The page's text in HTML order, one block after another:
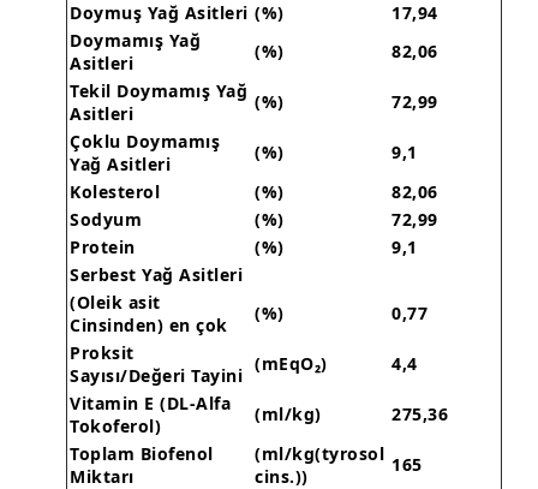
Doymuş Yağ Asitleri (%)
17,94
Doymamış Yağ
Asitleri
(%)
82,06
Tekil Doymamış Yağ
Asitleri
(%)
72,99
Çoklu Doymamış
Yağ Asitleri
(%)
9,1
Kolesterol
(%)
82,06
Sodyum
(%)
72,99
Protein
(%)
9,1
Serbest Yağ Asitleri
(Oleik asit
Cinsinden) en çok
(%)
0,77
Proksit
Sayısı/Değeri Tayini
(mEqO₂)
4,4
Vitamin E (DL-Alfa
Tokoferol)
(ml/kg)
275,36
Toplam Biofenol
Miktarı
(ml/kg(tyrosol
cins.))
165